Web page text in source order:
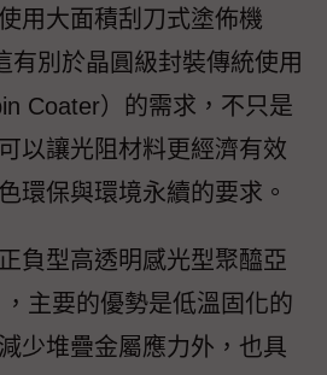
用大面積刮刀式塗佈機
有別於晶圓級封裝傳統使用
Coater）的需求，不只是
以讓光阻材料更經濟有效
環保與環境永續的要求。
負型高透明感光型聚醯亞
主要的優勢是低溫固化的
少堆疊金屬應力外，也具